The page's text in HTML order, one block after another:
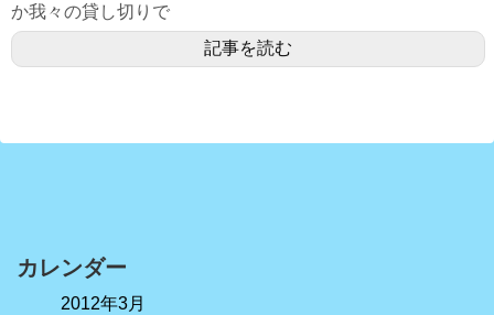
か我々の貸し切りで
記事を読む
カレンダー
2012年3月